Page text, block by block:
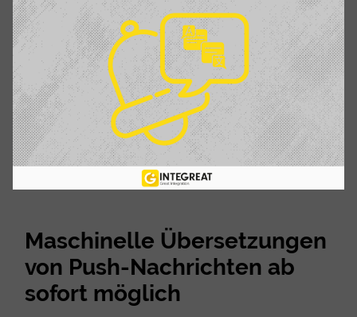
Maschinelle Übersetzungen
von Push-Nachrichten ab
sofort möglich